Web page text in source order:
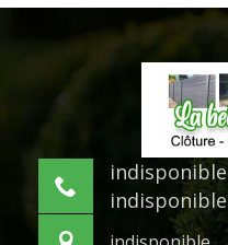
indisponible
indisponible